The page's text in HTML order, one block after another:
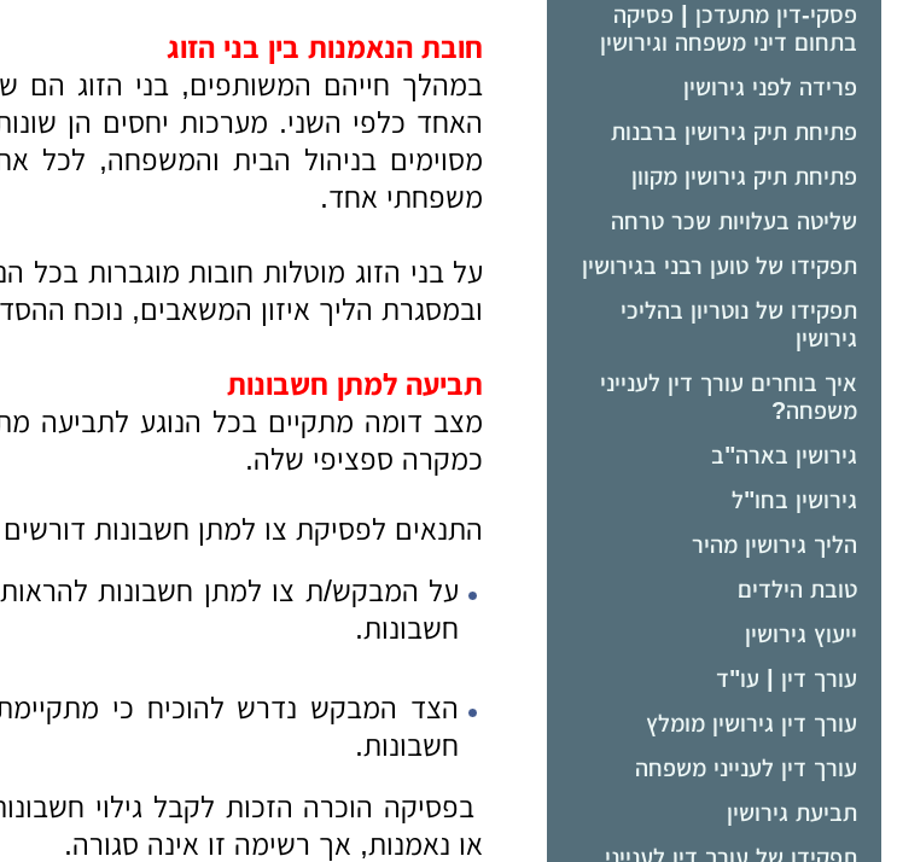
פסקי-דין מתעדכן | פסיקה
בתחום דיני משפחה וגירושין
פרידה לפני גירושין
פתיחת תיק גירושין ברבנות
פתיחת תיק גירושין מקוון
שליטה בעלויות שכר טרחה
תפקידו של טוען רבני בגירושין
תפקידו של נוטריון בהליכי
גירושין
איך בוחרים עורך דין לענייני
משפחה?
גירושין בארה"ב
גירושין בחו"ל
הליך גירושין מהיר
טובת הילדים
ייעוץ גירושין
עורך דין | עו"ד
עורך דין גירושין מומלץ
עורך דין לענייני משפחה
תביעת גירושין
חובת הנאמנות בין בני הזוג
במהלך חייהם המשותפים, בני הזוג הם
האחד כלפי השני. מערכות יחסים הן
מסוימים בניהול הבית והמשפחה, לכל
משפחתי אחד.
על בני הזוג מוטלות חובות מוגברות בכל
ובמסגרת הליך איזון המשאבים, נוכח
תביעה למתן חשבונות
מצב דומה מתקיים בכל הנוגע לתביעה
כמקרה ספציפי שלה.
התנאים לפסיקת צו למתן חשבונות
על המבקש/ת צו למתן חשבונות
חשבונות.
הצד המבקש נדרש להוכיח כי
חשבונות.
בפסיקה הוכרה הזכות לקבל גילוי
או נאמנות, אך רשימה זו אינה סגורה.